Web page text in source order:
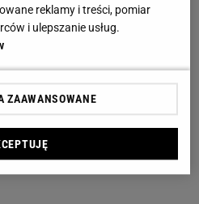
reklamy i treści, pomiar
i ulepszanie usług.
ZAAWANSOWANE